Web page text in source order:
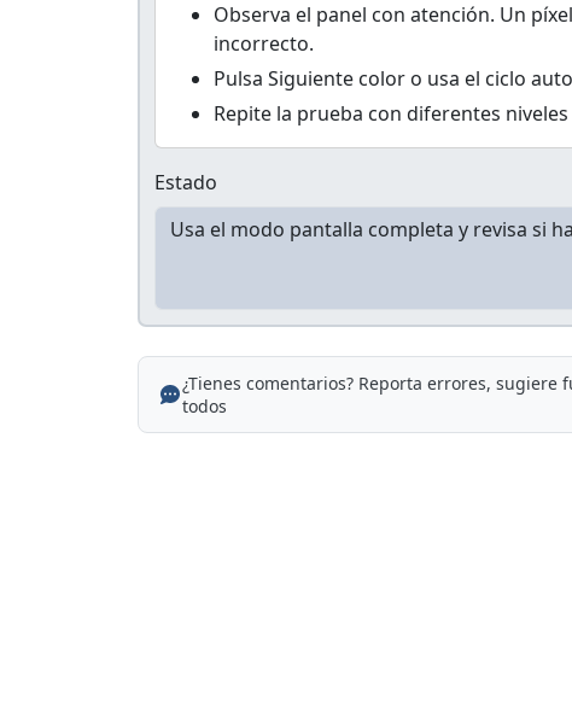
Observa el panel con atención. Un
incorrecto.
Pulsa Siguiente color o usa el ciclo
Repite la prueba con diferentes
Estado
¿Tienes comentarios? Reporta errores,
todos